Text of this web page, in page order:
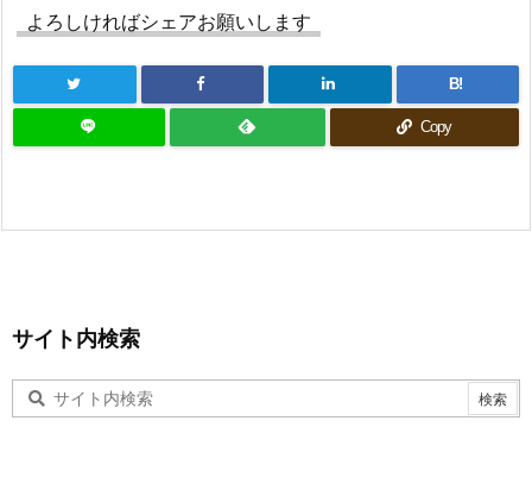
よろしければシェアお願いします
B!
Copy
サイト内検索